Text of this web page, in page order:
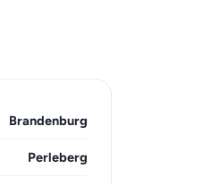
Brandenburg
Perleberg